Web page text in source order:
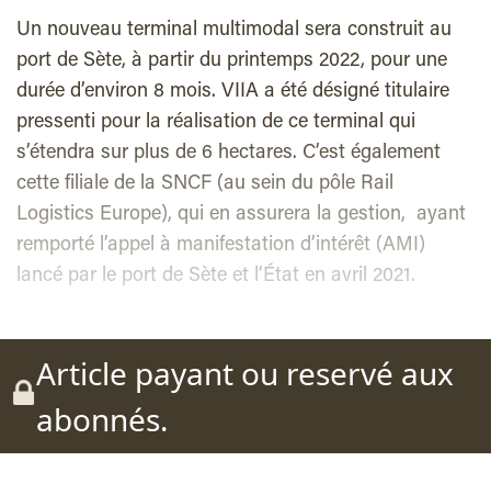
Un nouveau terminal multimodal sera construit au
port de Sète, à partir du printemps 2022, pour une
durée d’environ 8 mois. VIIA a été désigné titulaire
pressenti pour la réalisation de ce terminal qui
s’étendra sur plus de 6 hectares. C’est également
cette filiale de la SNCF (au sein du pôle Rail
Logistics Europe), qui en assurera la gestion, ayant
remporté l’appel à manifestation d’intérêt (AMI)
lancé par le port de Sète et l’État en avril 2021.
Article payant ou reservé aux
abonnés.